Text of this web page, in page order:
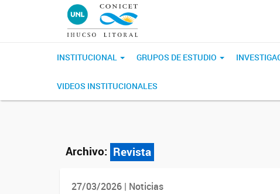
INSTITUCIONAL GRUPOS DE ESTUDIO
VIDEOS INSTITUCIONALES
Archivo: Revista
27/03/2026 | Noticias